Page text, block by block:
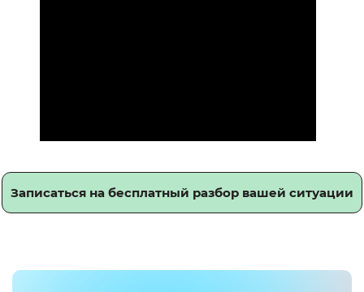
Записаться на бесплатный разбор вашей ситуации